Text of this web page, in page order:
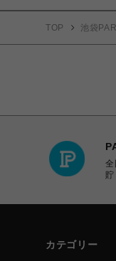
TOP 池袋
全
カテゴリー